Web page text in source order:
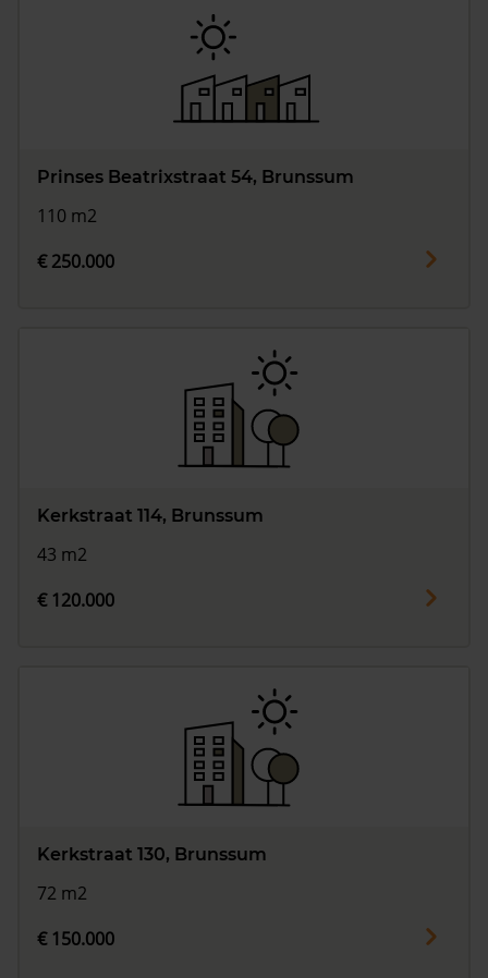
Prinses Beatrixstraat 54, Brunssum
110 m2
€ 250.000
Kerkstraat 114, Brunssum
43 m2
€ 120.000
Kerkstraat 130, Brunssum
72 m2
€ 150.000